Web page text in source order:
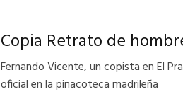
Copia Retrato de
Fernando Vicente, un copista en El
oficial en la pinacoteca madrileña